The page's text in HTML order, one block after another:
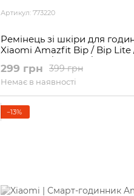
Артикул: 773220
Ремінець зі шкіри для
Xiaomi Amazfit Bip / Bip Lite
GTS GTS 2 / GTS 2e / GTS 2
Pop / Pop U / 20 мм
399 грн
299 грн
Немає в наявності
−13%